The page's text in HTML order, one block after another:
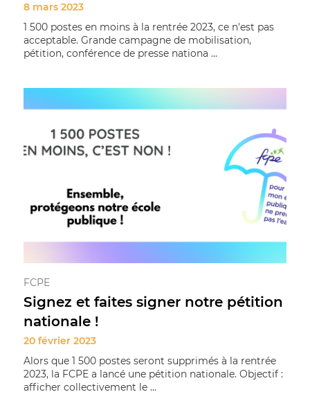
8 mars 2023
1 500 postes en moins à la rentrée 2023, ce n'est pas
acceptable. Grande campagne de mobilisation,
pétition, conférence de presse nationa ...
FCPE
Signez et faites signer notre pétition
nationale !
20 février 2023
Alors que 1 500 postes seront supprimés à la rentrée
2023, la FCPE a lancé une pétition nationale. Objectif :
afficher collectivement le ...